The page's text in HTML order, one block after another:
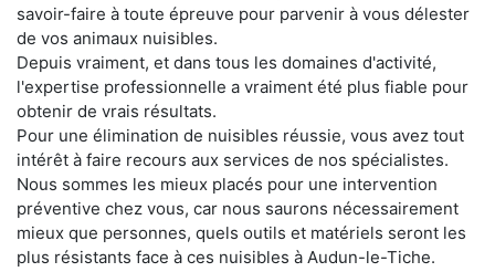
savoir-faire à toute épreuve pour parvenir à vous délester
de vos animaux nuisibles.
Depuis vraiment, et dans tous les domaines d'activité,
l'expertise professionnelle a vraiment été plus fiable pour
obtenir de vrais résultats.
Pour une élimination de nuisibles réussie, vous avez tout
intérêt à faire recours aux services de nos spécialistes.
Nous sommes les mieux placés pour une intervention
préventive chez vous, car nous saurons nécessairement
mieux que personnes, quels outils et matériels seront les
plus résistants face à ces nuisibles à Audun-le-Tiche.